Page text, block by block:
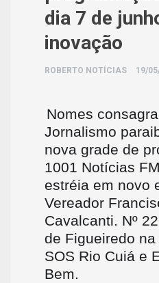
dia 7 de
inovação
ROBERTO NOTÍCIAS 19/
Nomes
Jornalismo
nova grade de
1001 Notícias
estréia em novo
Vereador
Cavalcanti. Nº
de Figueiredo
SOS Rio Cuiá e
Bem.